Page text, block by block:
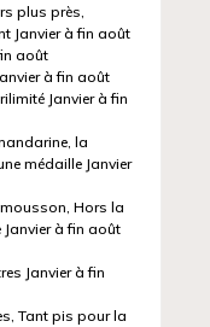
plus près,
Janvier à fin août
août
à fin août
Janvier à fin
la
médaille Janvier
Hors la
Janvier à fin août
Janvier à fin
Tant pis pour la